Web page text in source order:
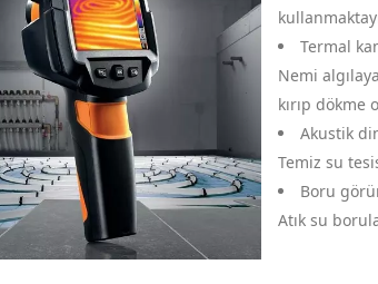
Termal
Nemi
kırıp dökme
Akustik
Temiz su
Boru
Atık su